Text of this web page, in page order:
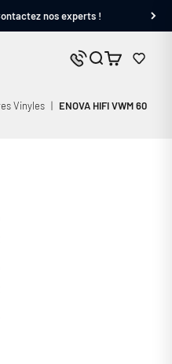
nos experts !
Nous contacter
Panier
Vinyles | ENOVA HIFI VWM 60